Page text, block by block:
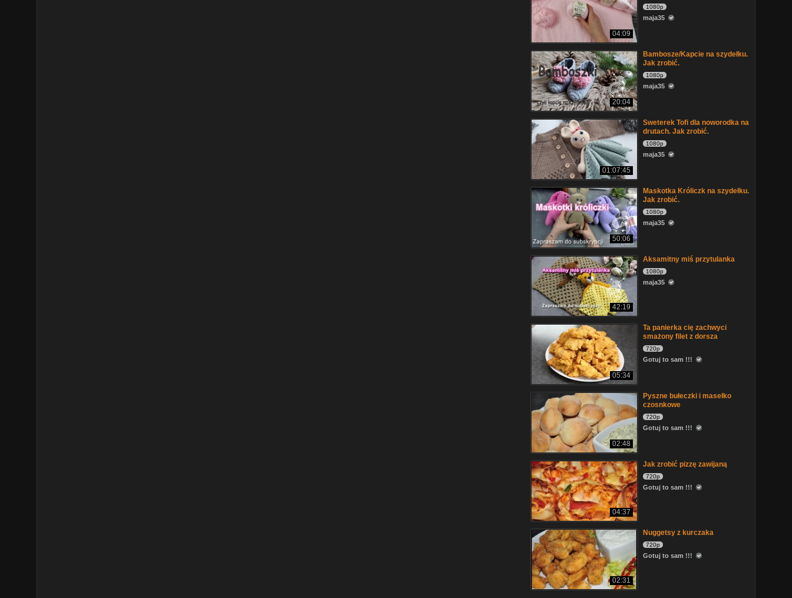
04:09
1080p
maja35
20:04
Bambosze/Kapcie na szydełku.
Jak zrobić.
1080p
maja35
01:07:45
Sweterek Tofi dla noworodka na
drutach. Jak zrobić.
1080p
maja35
50:06
Maskotka Króliczk na szydełku.
Jak zrobić.
1080p
maja35
42:19
Aksamitny miś przytulanka
1080p
maja35
05:34
Ta panierka cię zachwyci
smażony filet z dorsza
720p
Gotuj to sam !!!
02:48
Pyszne bułeczki i masełko
czosnkowe
720p
Gotuj to sam !!!
04:37
Jak zrobić pizzę zawijaną
720p
Gotuj to sam !!!
02:31
Nuggetsy z kurczaka
720p
Gotuj to sam !!!